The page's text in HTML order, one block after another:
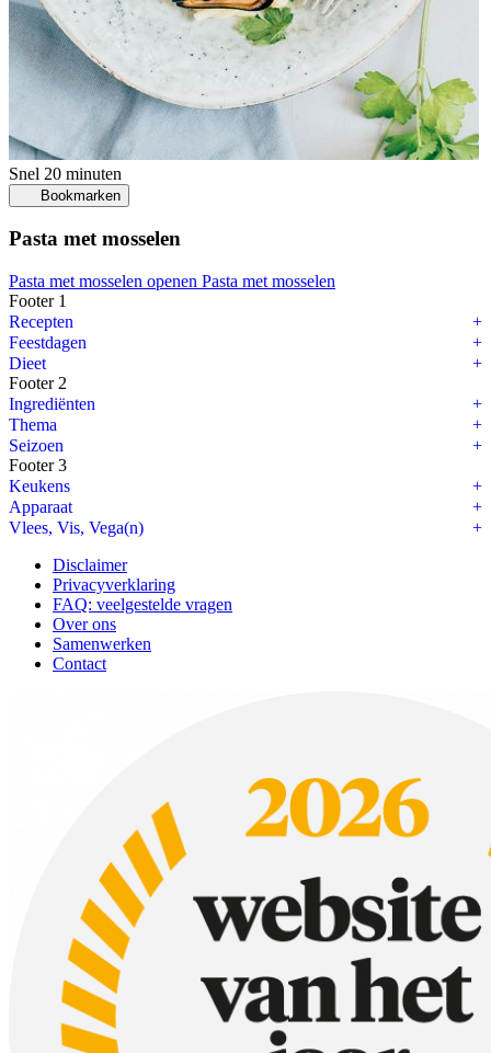
Snel 20 minuten
Bookmarken
Pasta met mosselen
Pasta met mosselen openen Pasta met mosselen
Footer 1
Recepten
Feestdagen
Dieet
Footer 2
Ingrediënten
Thema
Seizoen
Footer 3
Keukens
Apparaat
Vlees, Vis, Vega(n)
Disclaimer
Privacyverklaring
FAQ: veelgestelde vragen
Over ons
Samenwerken
Contact